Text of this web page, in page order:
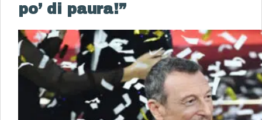
po’ di paura!”